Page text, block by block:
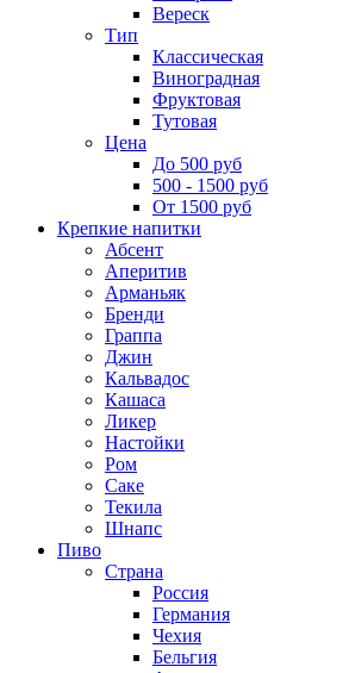
Вереск
Тип
Классическая
Виноградная
Фруктовая
Тутовая
Цена
До 500 руб
500 - 1500 руб
От 1500 руб
Крепкие напитки
Абсент
Аперитив
Арманьяк
Бренди
Граппа
Джин
Кальвадос
Кашаса
Ликер
Настойки
Ром
Саке
Текила
Шнапс
Пиво
Страна
Россия
Германия
Чехия
Бельгия